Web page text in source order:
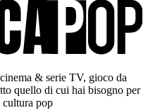
& serie TV, gioco da
quello di cui hai bisogno per
cultura pop